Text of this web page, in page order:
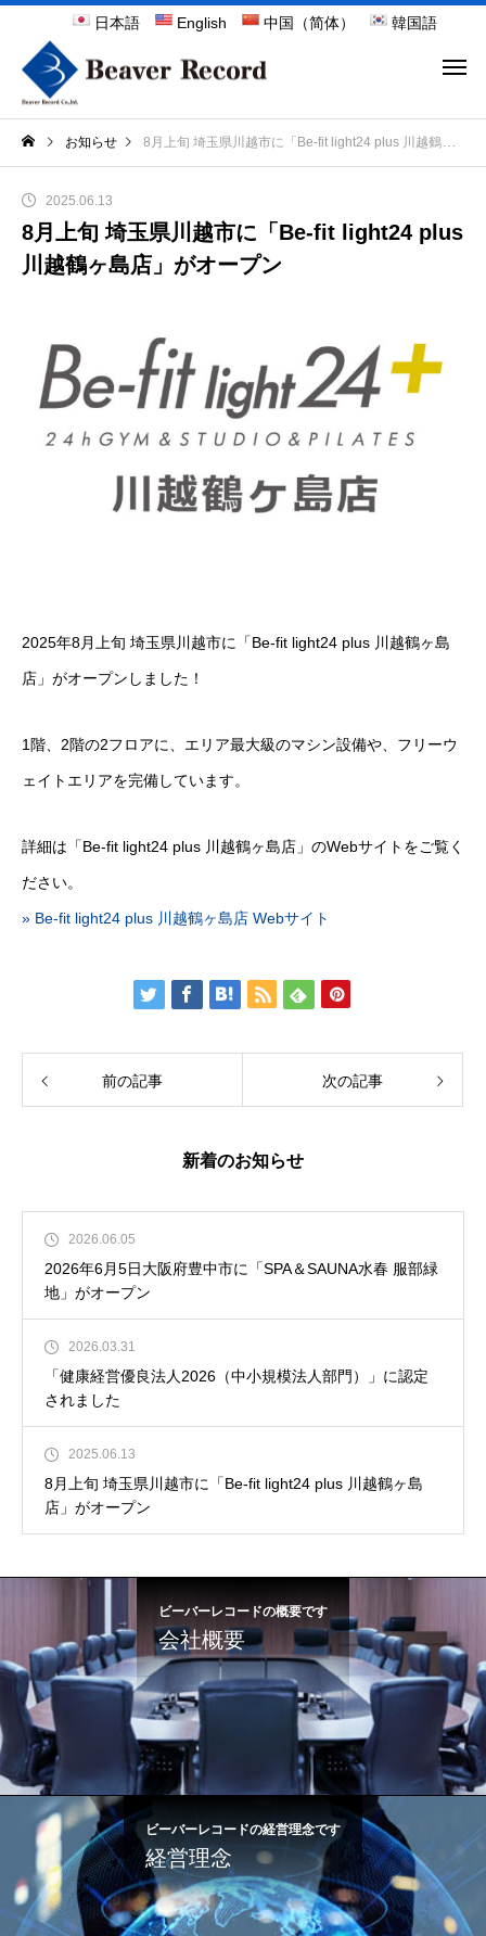
日本語 English 中国（简体） 韓国語
お知らせ 8月上旬 埼玉県川越市に「Be-fit light24 plus 川越鶴ヶ島店」がオープン
8月上旬 埼玉県川越市に「Be-fit light24 plus
川越鶴ヶ島店」がオープン
2025.06.13
2025年8月上旬 埼玉県川越市に「Be-fit light24 plus 川越鶴ヶ島
店」がオープンしました！
1階、2階の2フロアに、エリア最大級のマシン設備や、フリーウ
ェイトエリアを完備しています。
詳細は「Be-fit light24 plus 川越鶴ヶ島店」のWebサイトをご覧く
ださい。
» Be-fit light24 plus 川越鶴ヶ島店 Webサイト
前の記事 次の記事
新着のお知らせ
2026.06.05
2026年6月5日大阪府豊中市に「SPA＆SAUNA水春 服部緑
地」がオープン
2026.03.31
「健康経営優良法人2026（中小規模法人部門）」に認定
されました
2025.06.13
8月上旬 埼玉県川越市に「Be-fit light24 plus 川越鶴ヶ島
店」がオープン
ビーバーレコードの概要です
会社概要
ビーバーレコードの経営理念です
経営理念